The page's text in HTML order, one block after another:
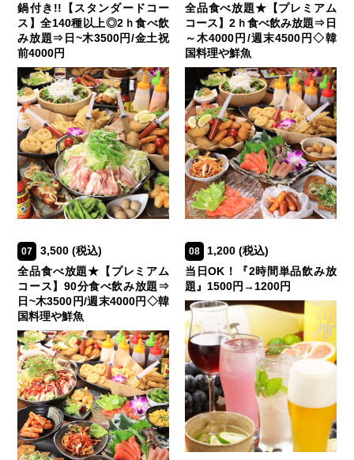
鍋付き!!【スタンダードコー
ス】全140種以上◎2ｈ食べ飲
み放題⇒日~木3500円/金土祝
前4000円
全品食べ放題★【プレミアム
コース】2ｈ食べ飲み放題⇒日
～木4000円/週末4500円◇韓
国料理や鮮魚
07 3,500(税込)
全品食べ放題★【プレミアム
コース】90分食べ飲み放題⇒
日~木3500円/週末4000円◇韓
国料理や鮮魚
08 1,200 (税込)
当日OK！『2時間単品飲み放
題』1500円→1200円